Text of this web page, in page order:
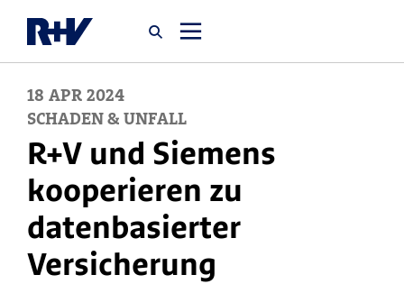
Startseite
Newsroom
Über uns
Karriere
18 APR 2024
SCHADEN & UNFALL
R+V und Siemens
kooperieren zu
datenbasierter
Versicherung